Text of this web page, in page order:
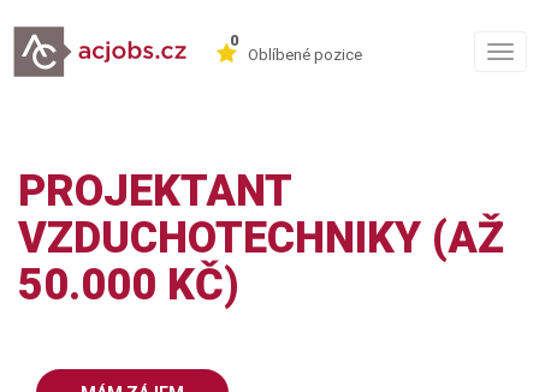
0
Oblíbené pozice
PROJEKTANT
VZDUCHOTECHNIKY (AŽ
50.000 KČ)